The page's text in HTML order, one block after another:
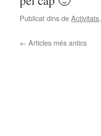
Publicat dins deActivitats,
← Articles més antics